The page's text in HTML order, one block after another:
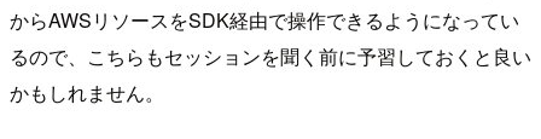
からAWSリソースをSDK経由で操作できるようになってい
るので、こちらもセッションを聞く前に予習しておくと良い
かもしれません。